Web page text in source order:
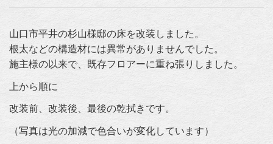
山口市平井の杉山様邸の床を改装しました。
根太などの構造材には異常がありませんでした。
施主様の以来で、既存フロアーに重ね張りしました。
上から順に
改装前、改装後、最後の乾拭きです。
（写真は光の加減で色合いが変化しています）